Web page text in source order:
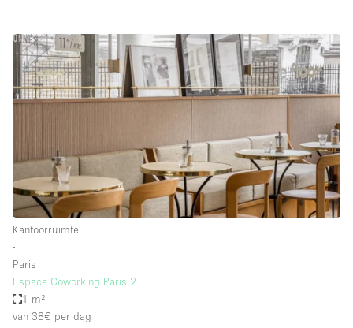
Kantoorruimte
∙
Paris
Espace Coworking Paris 2
1 m²
van 38€ per dag